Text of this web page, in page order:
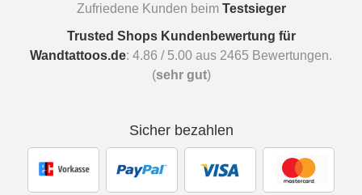
Zufriedene Kunden beim Testsieger
Trusted Shops Kundenbewertung für
Wandtattoos.de: 4.86 / 5.00 aus 2465 Bewertungen.
(sehr gut)
Sicher bezahlen